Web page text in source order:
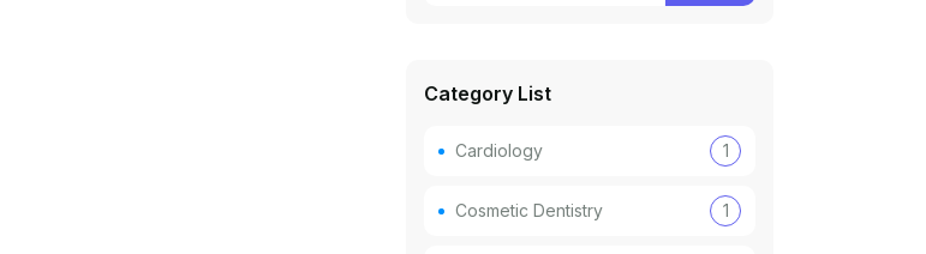
Category List
Cardiology 1
Cosmetic Dentistry 1